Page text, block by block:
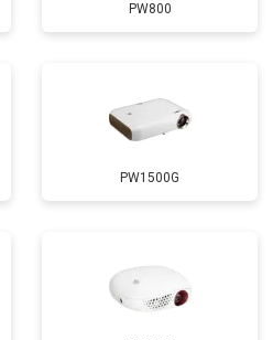
PW800
PW1500G